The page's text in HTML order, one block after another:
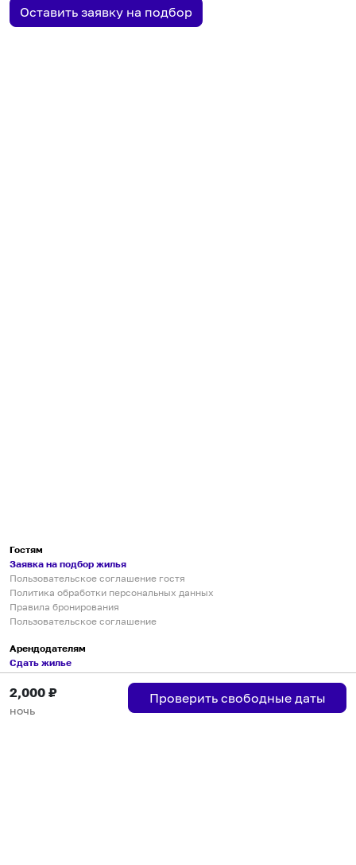
Оставить заявку на подбор
2,000 ₽
ночь
Проверить свободные даты
Гостям
Заявка на подбор жилья
Пользовательское соглашение гостя
Политика обработки персональных данных
Правила бронирования
Пользовательское соглашение
Арендодателям
Сдать жилье
Пользовательское соглашение
Правила публикации объявлений